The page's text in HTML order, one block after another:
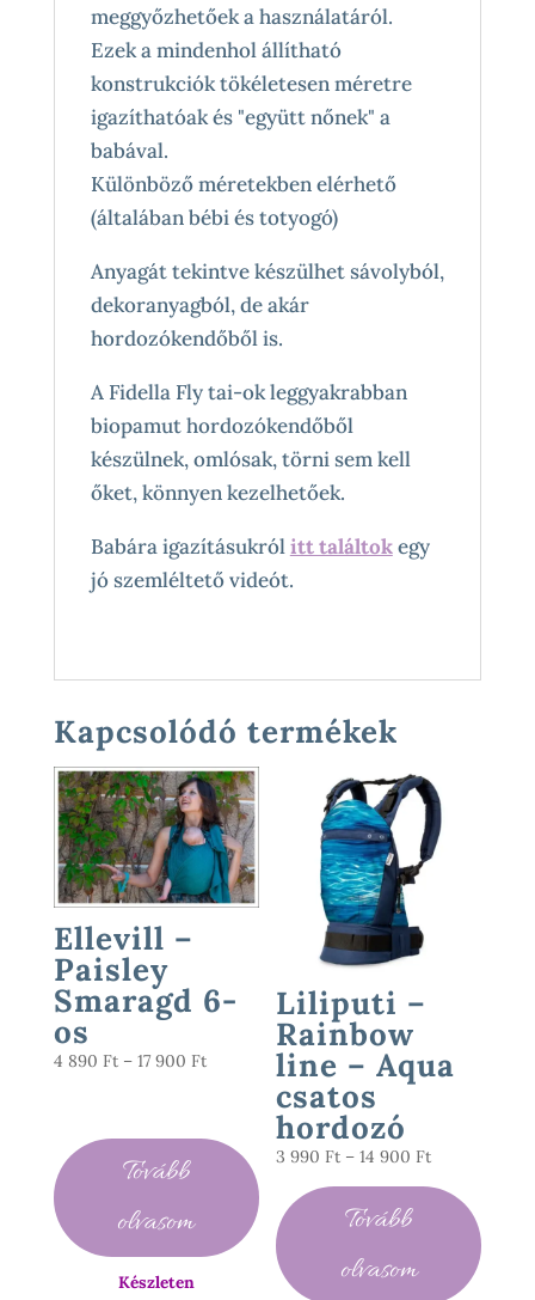
meggyőzhetőek a használatáról.
Ezek a mindenhol állítható
konstrukciók tökéletesen méretre
igazíthatóak és "együtt nőnek" a
babával.
Különböző méretekben elérhető
(általában bébi és totyogó)
Anyagát tekintve készülhet sávolyból,
dekoranyagból, de akár
hordozókendőből is.
A Fidella Fly tai-ok leggyakrabban
biopamut hordozókendőből
készülnek, omlósak, törni sem kell
őket, könnyen kezelhetőek.
Babára igazításukrólitt találtokegy
jó szemléltető videót.
Kapcsolódó termékek
Ellevill –
Paisley
Smaragd 6-
os
4 890 Ft – 17 900 FtÁrtartomány:
-
Tovább
olvasom
Készleten
Liliputi –
Rainbow
line – Aqua
csatos
hordozó
3 990 Ft – 14 900 FtÁrtartomány:
3
990 Ft
900 Ft
Tovább
olvasom